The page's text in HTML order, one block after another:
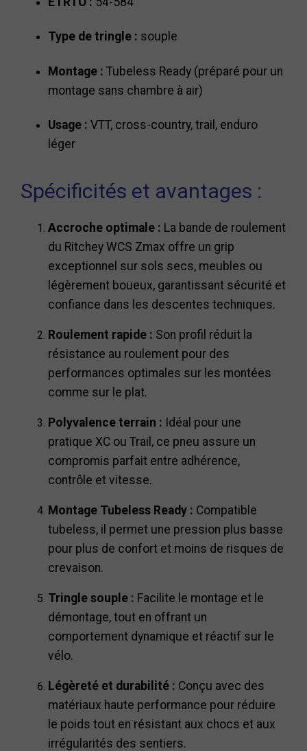
Type de tringle : souple
Montage : Tubeless Ready (préparé pour un
montage sans chambre à air)
Usage : VTT, cross-country, trail, enduro
léger
Spécificités et avantages :
Accroche optimale : La bande de roulement
du Ritchey WCS Zmax offre un grip
exceptionnel sur sols secs, meubles ou
légèrement boueux, garantissant sécurité et
confiance dans les descentes techniques.
Roulement rapide : Son profil réduit la
résistance au roulement pour des
performances optimales sur les montées
comme sur le plat.
Polyvalence terrain : Idéal pour une
pratique XC ou Trail, ce pneu assure un
compromis parfait entre adhérence,
contrôle et vitesse.
Montage Tubeless Ready : Compatible
tubeless, il permet une pression plus basse
pour plus de confort et moins de risques de
crevaison.
Tringle souple : Facilite le montage et le
démontage, tout en offrant un
comportement dynamique et réactif sur le
vélo.
Légèreté et durabilité : Conçu avec des
matériaux haute performance pour réduire
le poids tout en résistant aux chocs et aux
irrégularités des sentiers.